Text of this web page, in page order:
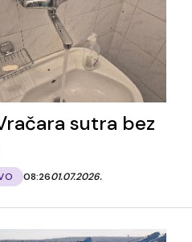
sutra bez
08:2601.07.2026.